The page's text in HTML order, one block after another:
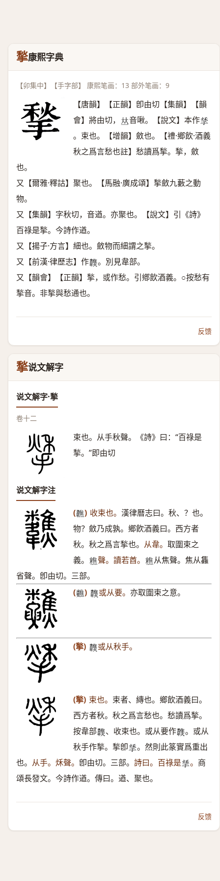
揫康熙字典
【卯集中】【手字部】 康熙笔画：13 部外笔画：9
【唐韻】【正韻】卽由切【集韻】【韻
會】將由切， 𠀤音啾。【說文】本作𢱀
。束也。【增韻】斂也。【禮·鄉飲·酒義
秋之爲言愁也註】愁讀爲揫。揫，斂
也。
又【爾雅·釋詁】聚也。【馬融·廣成頌】揫斂九藪之動
物。
又【集韻】字秋切，音遒。亦聚也。【說文】引《詩》
百祿是揫。今詩作遒。
又【揚子·方言】細也。斂物而細謂之揫。
又【前漢·律歷志】作𩏶 。別見韋部。
又【韻會】【正韻】揫，或作愁。引鄕飲酒義。○按愁有
揫音。非揫與愁通也。
反馈
揫说文解字
说文解字·揫
卷十二
束也。从手秋聲。《詩》曰：“百祿是
揫。”即由切
说文解字注
(𩏷 ) 收束也。 漢律曆志曰。秋、？也。
物？斂乃成孰。鄉飮酒義曰。西方者
秋。秋之爲言揫也。 从韋。 取圍束之
義。 𥼚聲。讀若酋。 𥼚从焦聲。焦从雥
省聲。卽由切。三部。
(𥾀 ) 𩏶 或从要。 亦取圍束之意。
(揫) 𩏶 或从秋手。
(揫) 束也。 束者、縳也。鄉飲酒義曰。
西方者秋。秋之爲言愁也。愁讀爲揫。
按韋部𩏶 、收束也。或从要作𩏶 。或从
秋手作揫。揫卽𢱀 。然則此篆實爲重出
也。 从手。秌聲。 卽由切。三部。 詩曰。百祿是𢱀 。 商
頌長發文。今詩作遒。傳曰。遒、聚也。
反馈